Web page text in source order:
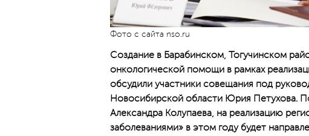
Фото с сайта nso.ru
Создание в Барабинском, Тогучинском
онкологической помощи в рамках
обсудили участники совещания под
Новосибирской области Юрия Петухова.
Александра Колупаева, на реализацию
заболеваниями» в этом году будет